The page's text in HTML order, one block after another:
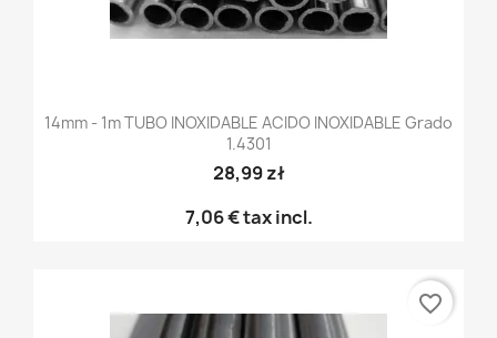
14mm - 1m TUBO INOXIDABLE ACIDO INOXIDABLE Grado
1.4301
28,99 zł
7,06 €tax incl.
favorite_border